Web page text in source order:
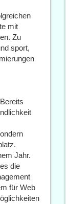
mit
Zu
sport,
Jahr.
die
für Web